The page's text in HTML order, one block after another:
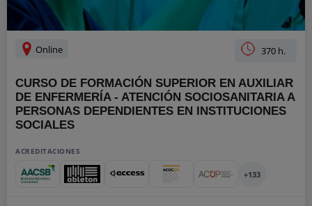
Online 370 h.
CURSO DE FORMACIÓN SUPERIOR EN AUXILIAR
DE ENFERMERÍA - ATENCIÓN SOCIOSANITARIA A
PERSONAS DEPENDIENTES EN INSTITUCIONES
SOCIALES
ACREDITACIONES
+133